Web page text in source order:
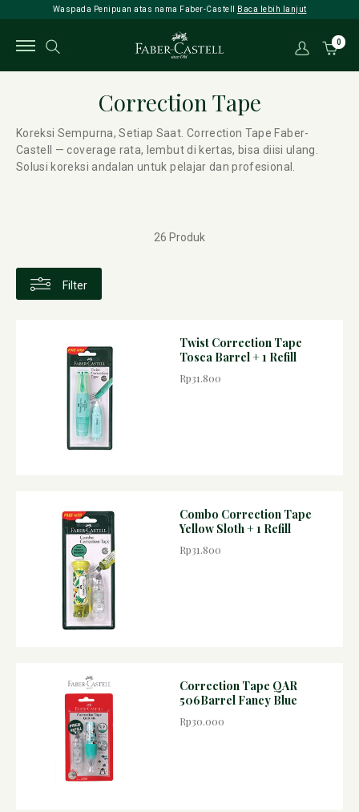
Waspada Penipuan atas nama Faber-Castell Baca lebih lanjut
0
Correction Tape
Koreksi Sempurna, Setiap Saat. Correction Tape Faber-
Castell — coverage rata, lembut di kertas, bisa diisi ulang.
Solusi koreksi andalan untuk pelajar dan profesional.
Filter
26 Produk
Twist Correction Tape
Tosca Barrel + 1 Refill
Rp31.800
Combo Correction Tape
Yellow Sloth + 1 Refill
Rp31.800
Correction Tape QAR
506Barrel Fancy Blue
Rp30.000